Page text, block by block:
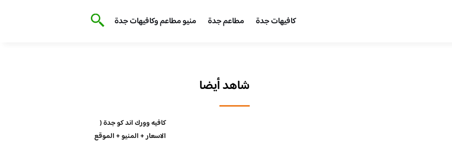
كافيهات جدة مطاعم جدة منيو مطاعم وكافيهات جدة
شاهد أيضا
كافيه وورك اند كو جدة (
الاسعار + المنيو + الموقع